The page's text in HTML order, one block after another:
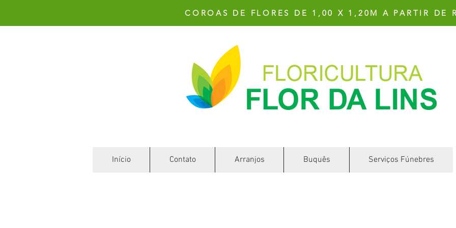
COROAS DE FLORES DE 1,00 X 1,20M A PARTIR DE
Início Arranjos Buquês Serviços Fúnebres
Início Contato Arranjos Buquês Serviços Fúnebres